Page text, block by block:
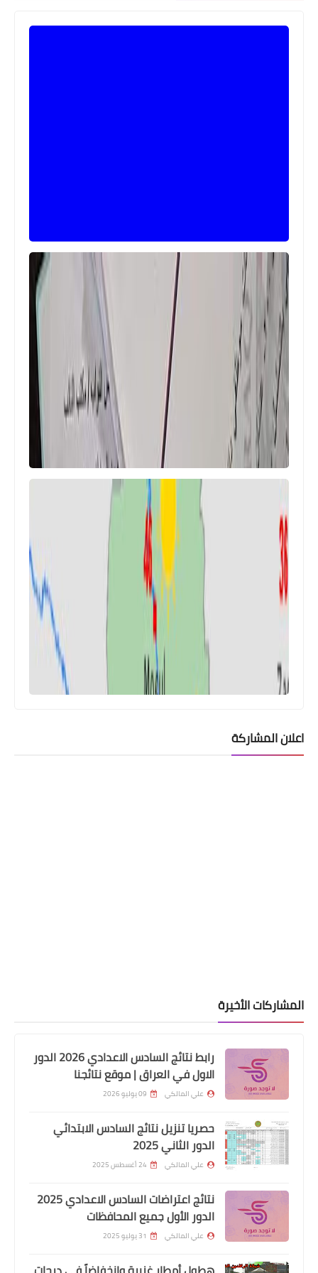
اسماء االرعاية الاجتماعية
ننشر إليكم الأسماء #الغير_مشمولين.
وتم رفضهم من قبل وزارة التخطيط
فيرجى مراجعة دائرة الرعاية الأجتماعية
اسماء االرعاية الاجتماعية
اعلان المشاركة
المشاركات الأخيرة
رابط نتائج السادس الاعدادي 2026 الدور
الاول في العراق | موقع نتائجنا
علي المالكي 09 يوليو 2026
حصريا تنزيل نتائج السادس الابتدائي
الدور الثاني 2025
علي المالكي 24 أغسطس 2025
نتائج اعتراضات السادس الاعدادي 2025
الدور الأول جميع المحافظات
علي المالكي 31 يوليو 2025